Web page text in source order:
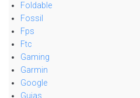
Foldable
Fossil
Fps
Ftc
Gaming
Garmin
Google
Guias